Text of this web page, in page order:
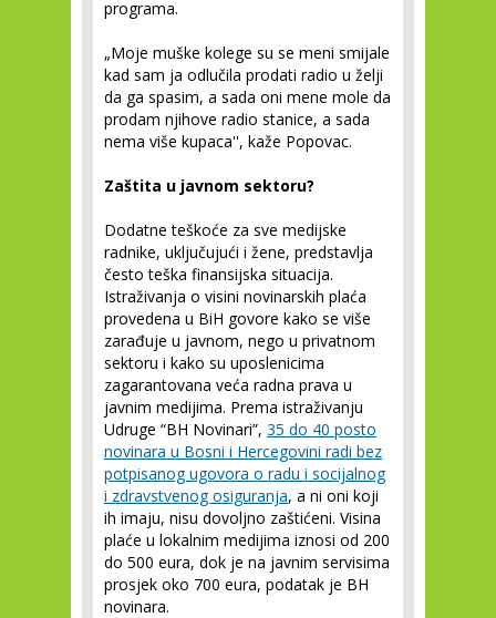
programa.
„Moje muške kolege su se meni smijale
kad sam ja odlučila prodati radio u želji
da ga spasim, a sada oni mene mole da
prodam njihove radio stanice, a sada
nema više kupaca'', kaže Popovac.
Zaštita u javnom sektoru?
Dodatne teškoće za sve medijske
radnike, uključujući i žene, predstavlja
često teška finansijska situacija.
Istraživanja o visini novinarskih plaća
provedena u BiH govore kako se više
zarađuje u javnom, nego u privatnom
sektoru i kako su uposlenicima
zagarantovana veća radna prava u
javnim medijima. Prema istraživanju
Udruge “BH Novinari”, 35 do 40 posto
novinara u Bosni i Hercegovini radi bez
potpisanog ugovora o radu i socijalnog
i zdravstvenog osiguranja, a ni oni koji
ih imaju, nisu dovoljno zaštićeni. Visina
plaće u lokalnim medijima iznosi od 200
do 500 eura, dok je na javnim servisima
prosjek oko 700 eura, podatak je BH
novinara.